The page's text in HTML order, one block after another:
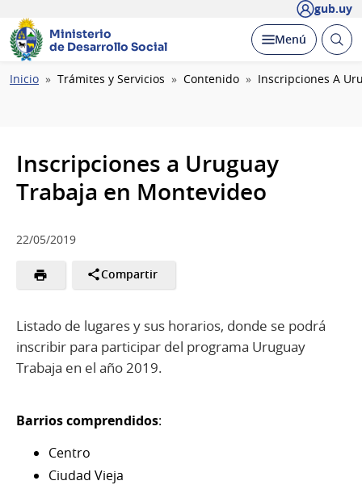
gub.uy
Ministerio
de Desarrollo Social
Desplegar
Menú Abrir
Ruta
Inicio Trámites y Servicios Contenido Inscripciones A
Inscripciones a Uruguay
Trabaja en Montevideo
22/05/2019
Compartir
Listado de lugares y sus horarios, donde se podrá
inscribir para participar del programa Uruguay
Trabaja en el año 2019.
Barrios comprendidos:
Centro
Ciudad Vieja